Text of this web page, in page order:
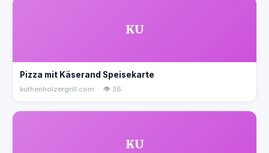
KU
Pizza mit Käserand Speisekarte
kuthenholzergrill.com · 👁 36
KU